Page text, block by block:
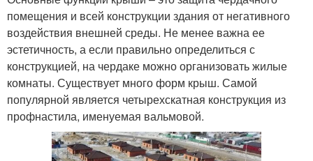
помещения и всей конструкции здания от негативного
воздействия внешней среды. Не менее важна ее
эстетичность, а если правильно определиться с
конструкцией, на чердаке можно организовать жилые
комнаты. Существует много форм крыш. Самой
популярной является четырехскатная конструкция из
профнастила, именуемая вальмовой.